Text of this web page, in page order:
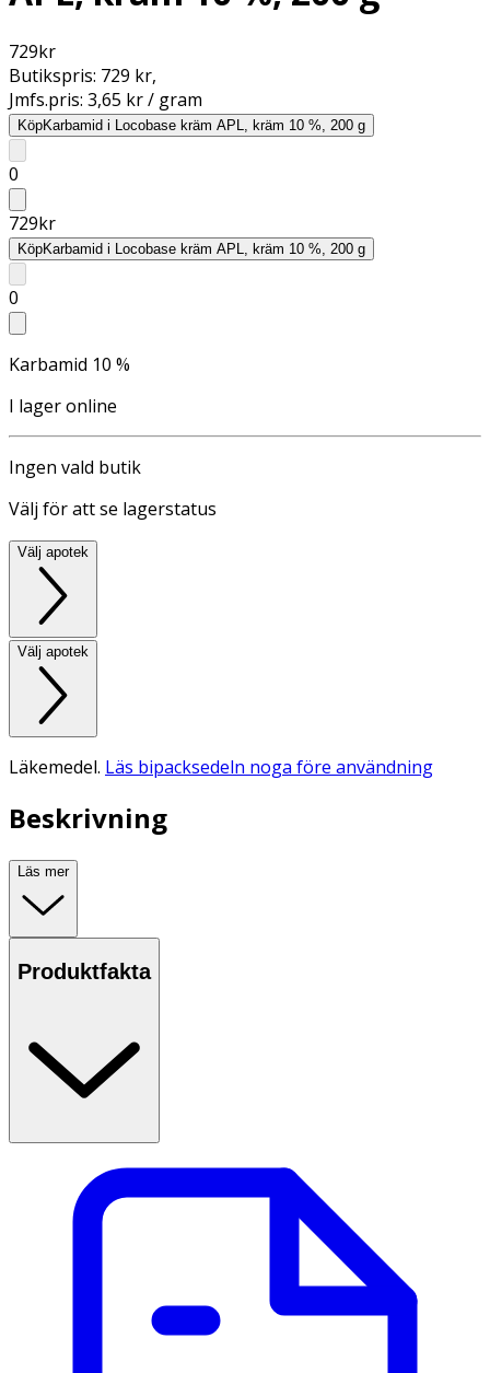
729kr
Butikspris: 729 kr,
Jmfs.pris: 3,65 kr / gram
KöpKarbamid i Locobase kräm APL, kräm 10 %, 200 g
0
729kr
KöpKarbamid i Locobase kräm APL, kräm 10 %, 200 g
0
Karbamid 10 %
I lager online
Ingen vald butik
Välj för att se lagerstatus
Välj apotek
Välj apotek
Läkemedel. Läs bipacksedeln noga före användning
Beskrivning
Läs mer
Produktfakta